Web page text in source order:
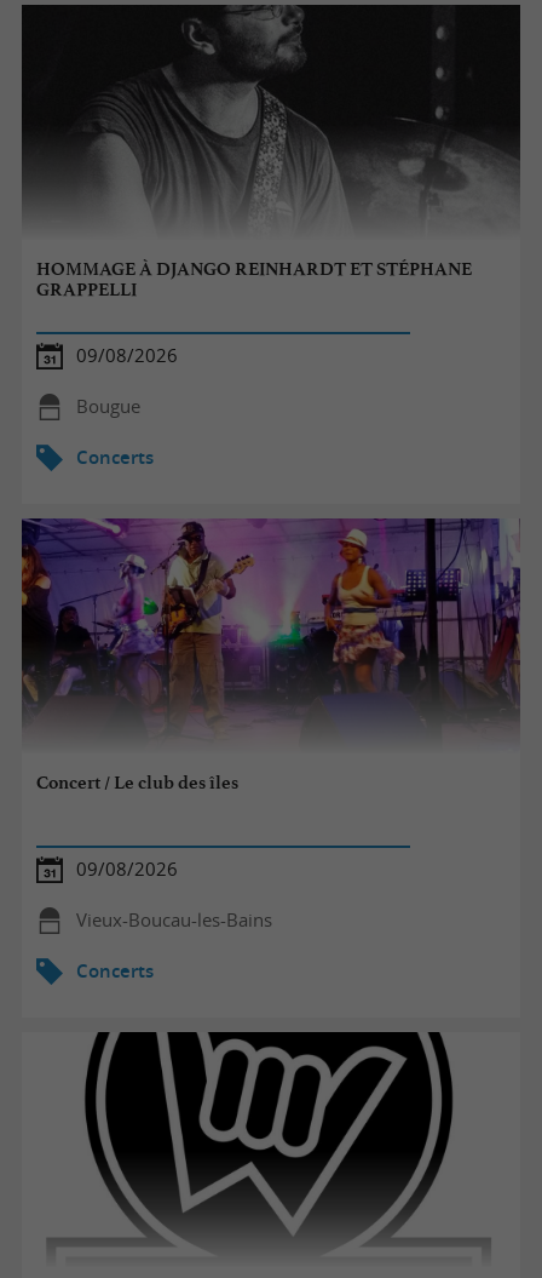
HOMMAGE À DJANGO REINHARDT ET STÉPHANE
GRAPPELLI
09/08/2026
Bougue
Concerts
Concert / Le club des îles
09/08/2026
Vieux-Boucau-les-Bains
Concerts